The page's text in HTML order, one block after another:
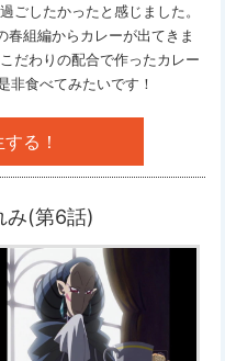
ごしたかったと感じました。
組編からカレーが出てきま
だわりの配合で作ったカレー
非食べてみたいです！
る！
み(第6話)